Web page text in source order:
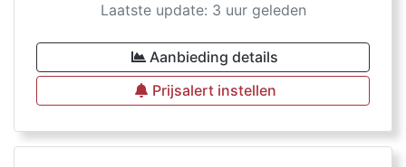
Laatste update: 3 uur geleden
Aanbieding details
Prijsalert instellen